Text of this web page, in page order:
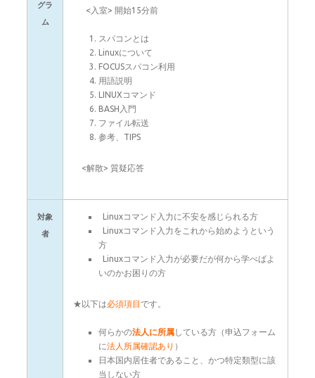
グラ
ム
<入室> 開始15分前
スパコンとは
Linuxについて
FOCUSスパコン利用
用語説明
LINUXコマンド
BASH入門
ファイル転送
参考、TIPS
<解散> 質疑応答
対象
者
Linuxコマンド入力に不安を感じられる方
Linuxコマンド入力をこれから始めようという
方
Linuxコマンド入力が必要だが何から学べばよ
いのかお困りの方
★以下は必須項目です。
何らかの法人に所属している方（申込フォーム
に法人所属確認あり ）
日本国内居住者であること、かつ特定類型に該
当しない方